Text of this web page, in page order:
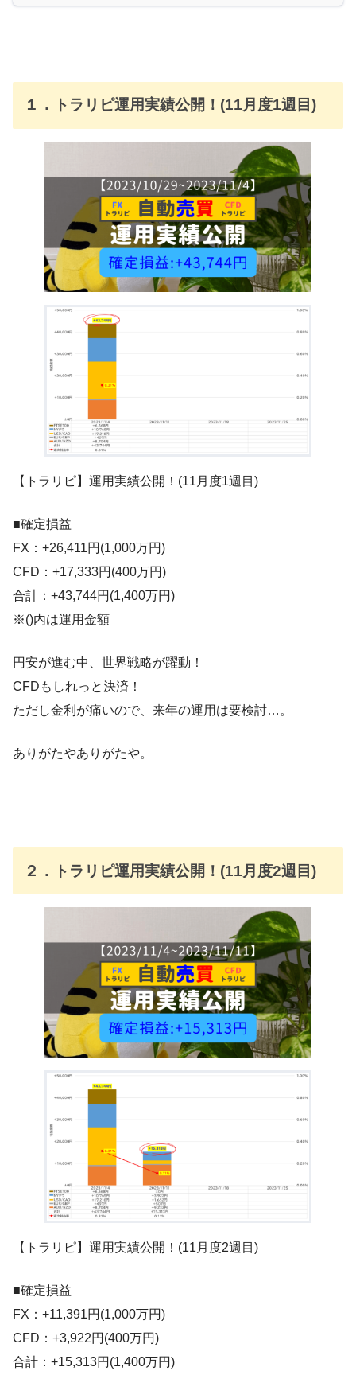
１．トラリピ運用実績公開！(11月度1週目)
【トラリピ】運用実績公開！(11月度1週目)
■確定損益
FX：+26,411円(1,000万円)
CFD：+17,333円(400万円)
合計：+43,744円(1,400万円)
※()内は運用金額
円安が進む中、世界戦略が躍動！
CFDもしれっと決済！
ただし金利が痛いので、来年の運用は要検討…。
ありがたやありがたや。
２．トラリピ運用実績公開！(11月度2週目)
【トラリピ】運用実績公開！(11月度2週目)
■確定損益
FX：+11,391円(1,000万円)
CFD：+3,922円(400万円)
合計：+15,313円(1,400万円)